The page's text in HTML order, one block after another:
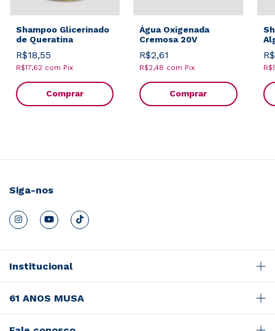
Shampoo Glicerinado
de Queratina
R$18,55
R$17,62 com Pix
Comprar
Água Oxigenada
Cremosa 20V
R$2,61
R$2,48 com Pix
Comprar
Siga-nos
Institucional
61 ANOS MUSA